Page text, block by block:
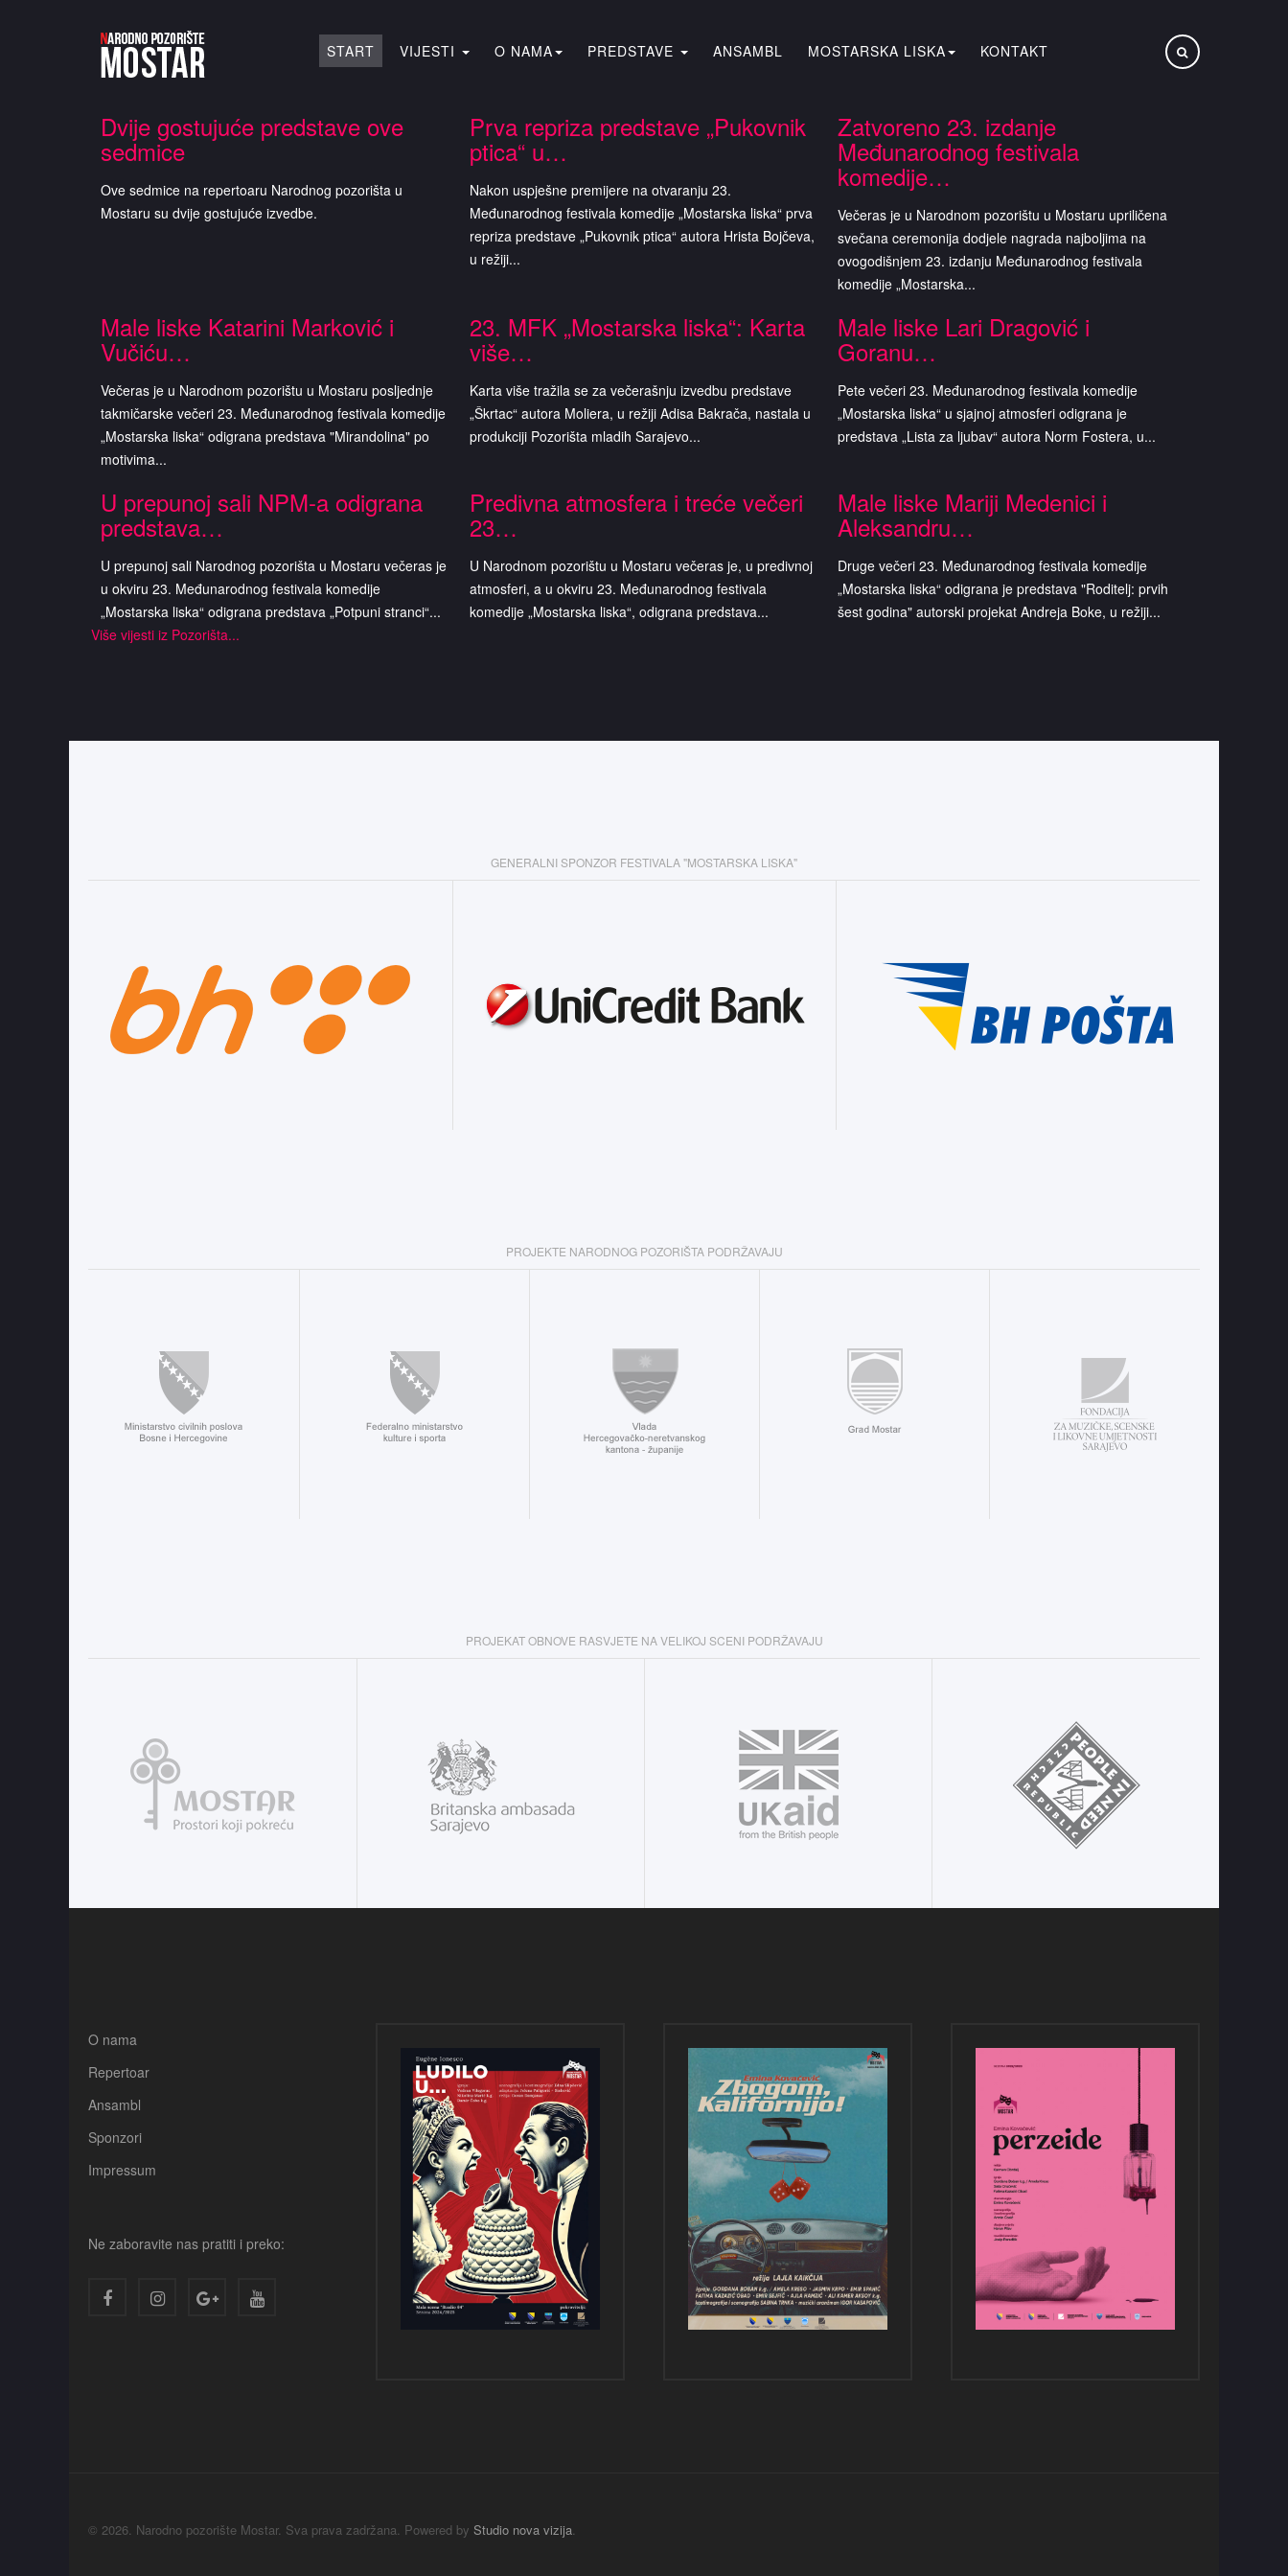
START VIJESTI O NAMA PREDSTAVE ANSAMBL MOSTARSKA LISKA KONTAKT
Dvije gostujuće predstave ove
sedmice
Ove sedmice na repertoaru Narodnog pozorišta u
Mostaru su dvije gostujuće izvedbe.
Prva repriza predstave „Pukovnik
ptica“ u…
Nakon uspješne premijere na otvaranju 23.
Međunarodnog festivala komedije „Mostarska liska“ prva
repriza predstave „Pukovnik ptica“ autora Hrista Bojčeva,
u režiji...
Zatvoreno 23. izdanje
Međunarodnog festivala
komedije…
Večeras je u Narodnom pozorištu u Mostaru upriličena
svečana ceremonija dodjele nagrada najboljima na
ovogodišnjem 23. izdanju Međunarodnog festivala
komedije „Mostarska...
Male liske Katarini Marković i
Vučiću…
Večeras je u Narodnom pozorištu u Mostaru posljednje
takmičarske večeri 23. Međunarodnog festivala komedije
„Mostarska liska“ odigrana predstava "Mirandolina" po
motivima...
23. MFK „Mostarska liska“: Karta
više…
Karta više tražila se za večerašnju izvedbu predstave
„Škrtac“ autora Moliera, u režiji Adisa Bakrača, nastala u
produkciji Pozorišta mladih Sarajevo...
Male liske Lari Dragović i
Goranu…
Pete večeri 23. Međunarodnog festivala komedije
„Mostarska liska“ u sjajnoj atmosferi odigrana je
predstava „Lista za ljubav“ autora Norm Fostera, u...
U prepunoj sali NPM-a odigrana
predstava…
U prepunoj sali Narodnog pozorišta u Mostaru večeras je
u okviru 23. Međunarodnog festivala komedije
„Mostarska liska“ odigrana predstava „Potpuni stranci“...
Predivna atmosfera i treće večeri
23…
U Narodnom pozorištu u Mostaru večeras je, u predivnoj
atmosferi, a u okviru 23. Međunarodnog festivala
komedije „Mostarska liska“, odigrana predstava...
Male liske Mariji Medenici i
Aleksandru…
Druge večeri 23. Međunarodnog festivala komedije
„Mostarska liska“ odigrana je predstava "Roditelj: prvih
šest godina" autorski projekat Andreja Boke, u režiji...
Više vijesti iz Pozorišta...
GENERALNI SPONZOR FESTIVALA "MOSTARSKA LISKA"
PROJEKTE NARODNOG POZORIŠTA PODRŽAVAJU
PROJEKAT OBNOVE RASVJETE NA VELIKOJ SCENI PODRŽAVAJU
O nama
Repertoar
Ansambl
Sponzori
Impressum
Ne zaboravite nas pratiti i preko:
© 2026. Narodno pozorište Mostar. Sva prava zadržana. Powered by Studio nova vizija.